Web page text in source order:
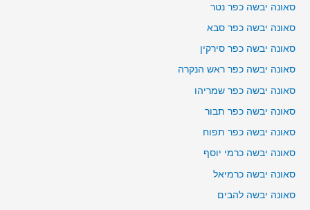
סאונה יבשה כפר נטר
סאונה יבשה כפר סבא
סאונה יבשה כפר סירקין
סאונה יבשה כפר ראש הנקרה
סאונה יבשה כפר שמריהו
סאונה יבשה כפר תבור
סאונה יבשה כפר תפוח
סאונה יבשה כרמי יוסף
סאונה יבשה כרמיאל
סאונה יבשה להבים